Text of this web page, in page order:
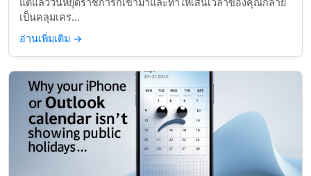
เป็นคลุมเคร...
อ่านเพิ่มเติม →